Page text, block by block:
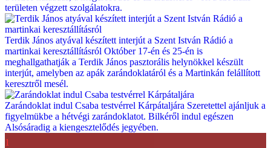
területen végzett szolgálatokra.
Terdik János atyával készített interjút a Szent István Rádió a
martinkai keresztállításról Október 17-én és 25-én is
meghallgathatják a Terdik János pasztorális helynökkel készült
interjút, amelyben az apák zarándoklatáról és a Martinkán felállított
keresztről mesél.
Zarándoklat indul Csaba testvérrel Kárpátaljára Szeretettel ajánljuk a
figyelmükbe a hétvégi zarándoklatot. Bilkéről indul egészen
Alsósáradig a kiengesztelődés jegyében.
1